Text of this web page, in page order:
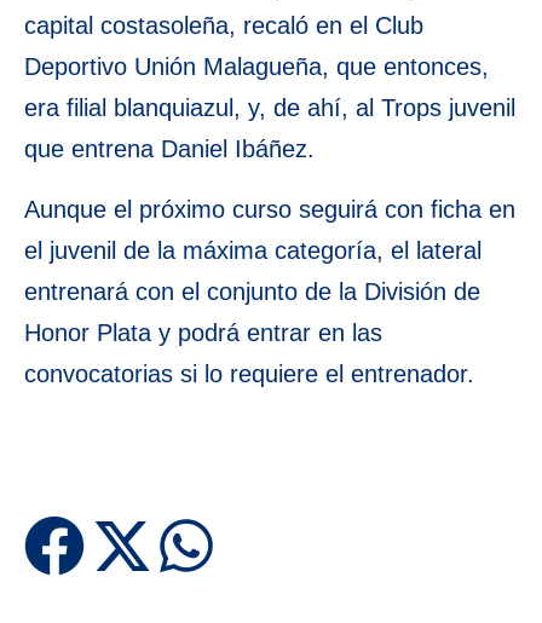
capital costasoleña, recaló en el Club
Deportivo Unión Malagueña, que entonces,
era filial blanquiazul, y, de ahí, al Trops juvenil
que entrena Daniel Ibáñez.
Aunque el próximo curso seguirá con ficha en
el juvenil de la máxima categoría, el lateral
entrenará con el conjunto de la División de
Honor Plata y podrá entrar en las
convocatorias si lo requiere el entrenador.